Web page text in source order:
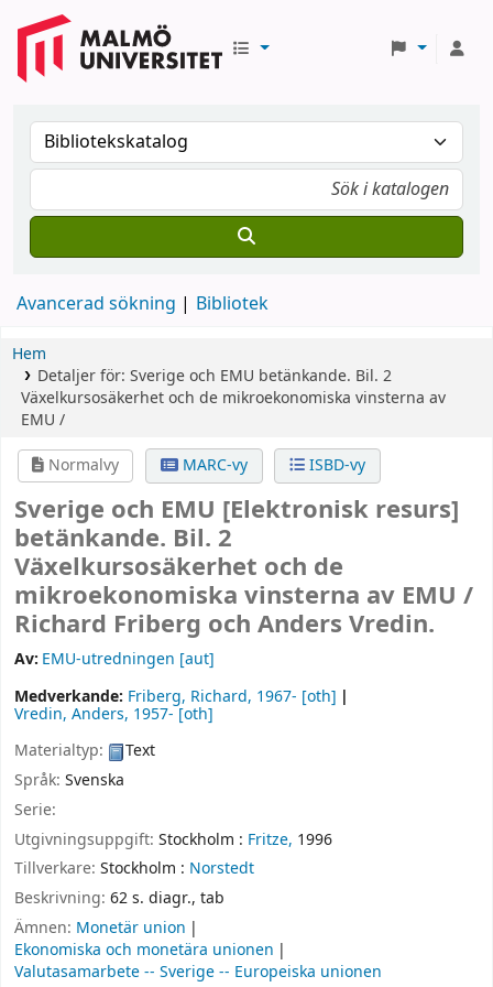
Avancerad sökning Bibliotek
Hem
Detaljer för: Sverige och EMU betänkande. Bil. 2
Växelkursosäkerhet och de mikroekonomiska vinsterna av
EMU /
Normalvy
MARC-vy ISBD-vy
Sverige och EMU [Elektronisk resurs]
betänkande. Bil. 2
Växelkursosäkerhet och de
mikroekonomiska vinsterna av EMU /
Richard Friberg och Anders Vredin.
Av: EMU-utredningen [aut]
Medverkande: Friberg, Richard, 1967- [oth]
Vredin, Anders, 1957- [oth]
Materialtyp:
Text
Språk: Svenska
Serie:
Utgivningsuppgift: Stockholm : Fritze, 1996
Tillverkare: Stockholm : Norstedt
Beskrivning: 62 s. diagr., tab
Ämnen: Monetär union
Ekonomiska och monetära unionen
Valutasamarbete -- Sverige -- Europeiska unionen